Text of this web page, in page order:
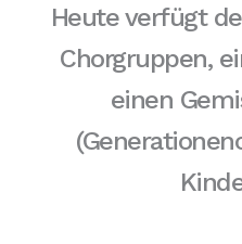
Heute verfügt
Chorgruppen,
einen